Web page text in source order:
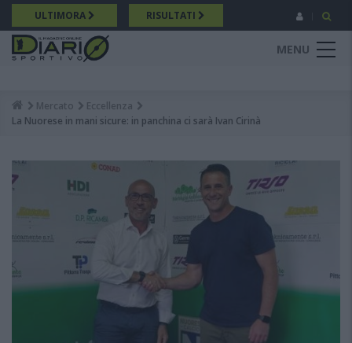
Salta
al
contenuto
principale
ULTIMORA RISULTATI
MENU
Breadcrumb
Mercato
Eccellenza
La Nuorese in mani sicure: in panchina ci sarà Ivan Cirinà